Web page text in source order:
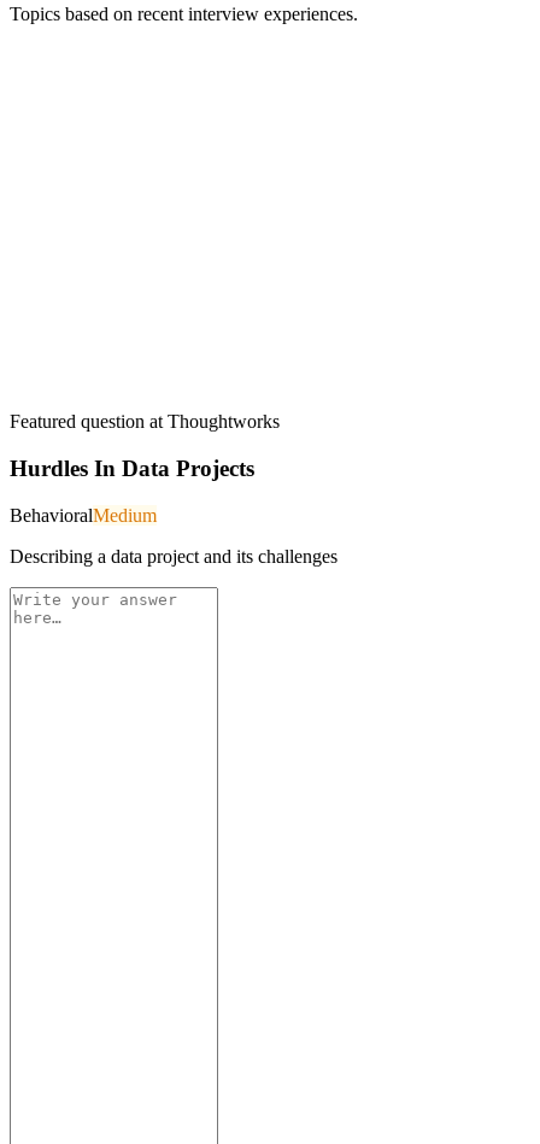
Topics based on recent interview experiences.
Featured question at Thoughtworks
Hurdles In Data Projects
BehavioralMedium
Describing a data project and its challenges